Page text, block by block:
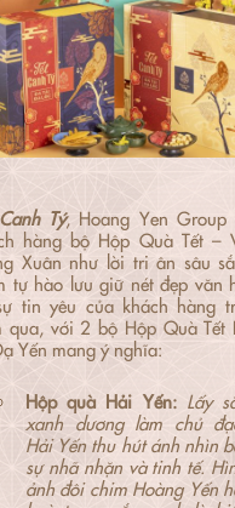
Tý, Hoang Yen Group
hàng bộ Hộp Quà Tết –
Xuân như lời tri ân sâu
tự hào lưu giữ nét đẹp văn
tin yêu của khách hàng
qua, với 2 bộ Hộp Quà Tết
Yến mang ý nghĩa:
Hộp quà Hải Yến: Lấy
xanh dương làm chủ
Hải Yến thu hút ánh nhìn
sự nhã nhặn và tinh tế.
ảnh đôi chim Hoàng Yến